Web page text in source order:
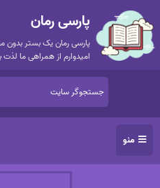
پارسی رمان
پارسی رمان یک بستر بدون
امیدوارم از همراهی ما لذت
منو